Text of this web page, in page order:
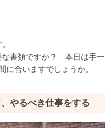
な書類ですか？ 本日は手一
に合いますでしょうか。
やるべき仕事をする